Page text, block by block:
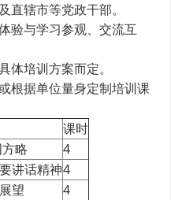
直辖市等党政干部。
验与学习参观、交流互
体培训方案而定。
根据单位量身定制培训课
课时
略
4
讲话精神4
望
4